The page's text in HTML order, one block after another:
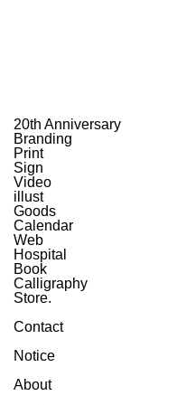
20th Anniversary
Branding
Print
Sign
Video
illust
Goods
Calendar
Web
Hospital
Book
Calligraphy
Store.
Contact
Notice
About